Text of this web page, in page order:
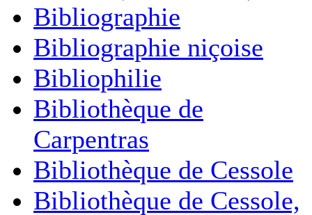
Bibliographie
Bibliographie niçoise
Bibliophilie
Bibliothèque de
Carpentras
Bibliothèque de Cessole
Bibliothèque de Cessole,